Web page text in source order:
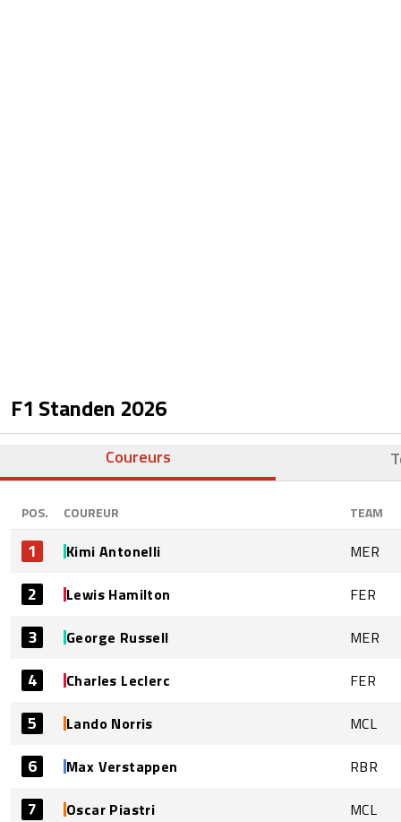
F1 Standen 2026
Coureurs
POS. COUREUR TEAM
1 Kimi Antonelli MER
2 Lewis Hamilton FER
3 George Russell MER
4 Charles Leclerc FER
5 Lando Norris MCL
6 Max Verstappen RBR
7 Oscar Piastri MCL